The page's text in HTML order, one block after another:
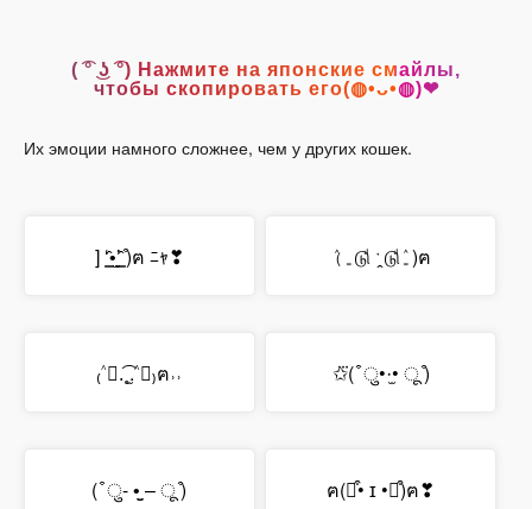
( ͡° ͜ʖ ͡°) Нажмите на японские смайлы,
чтобы скопировать его(◍•ᴗ•◍)❤
Их эмоции намного сложнее, чем у других кошек.
] ‘͇̂•̩̫’͇̂ ͒)ฅ ﾆｬ❣ (ٛ₌டுͩ ˑ̭ டுͩٛ₌)ฅ
₍˄ุ.͡˳̫.˄ุ₎ฅ˒˒ ✩⃛( ͒ ु•·̫• ू ͒)
( ͒ ु- •̫̮ – ू ͒) ฅ(⌯͒• ɪ •⌯͒)ฅ❣